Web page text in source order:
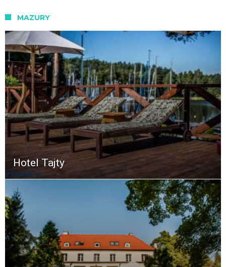
MAZURY
Hotel Tajty